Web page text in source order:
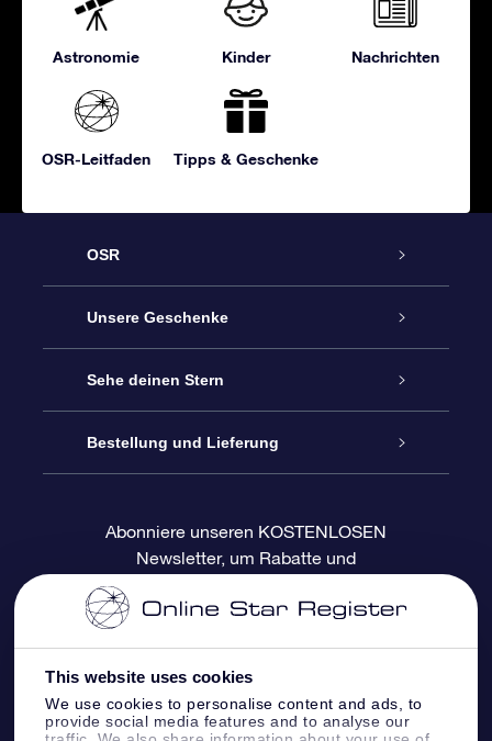
This website uses cookies
We use cookies to personalise content and ads, to
provide social media features and to analyse our
Astronomie Kinder Nachrichten
OSR-Leitfaden Tipps & Geschenke
OSR
Service
Kontakt
Blog
Bewertungen
Unsere Geschenke
Sterne schenken
OSR-Geschenkpaket
OSR-Geschenkgutschein
Firmengeschenke
Sehe deinen Stern
Sternregister
Personalisierte Sternseite
One Million Stars
OSR-Starsaver
Bestellung und Lieferung
Zahlungsinformationen
Versandinformationen
Rückgaberecht
Abonniere unseren KOSTENLOSEN
Newsletter, um Rabatte und